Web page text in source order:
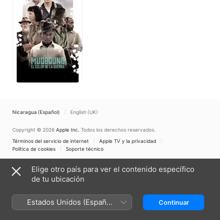
guerra
Nicaragua (Español) English (UK)
Copyright © 2026 Apple Inc. Todos los derechos reservados.
Términos del servicio de internet
Apple TV y la privacidad
Política de cookies
Soporte técnico
Elige otro país para ver el contenido específico
de tu ubicación
Estados Unidos (Español
México)
Continuar